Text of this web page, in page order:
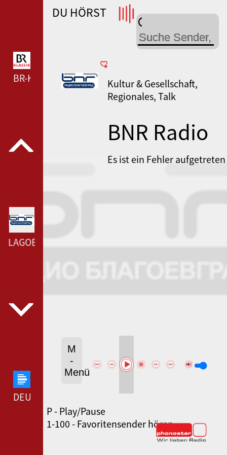
--- BNR RADIO BLAGOEVGRAD ---
DEUTSCHLANDFUNK --- DEUTSCHLANDFUNK ---
80ER 90ER OLDIE ANTENNE --- 80ER 90ER
WDR 4 --- WDR 4 ---
BR-KLASSIK --- BR-KLASSIK ---
DU HÖRST
Kultur & Gesellschaft,
Regionales, Talk
BNR Radio
Blagoevgrad
Es ist ein Fehler aufgetreten
M
-
Menü
P - Play/Pause
1-100 - Favoritensender hören